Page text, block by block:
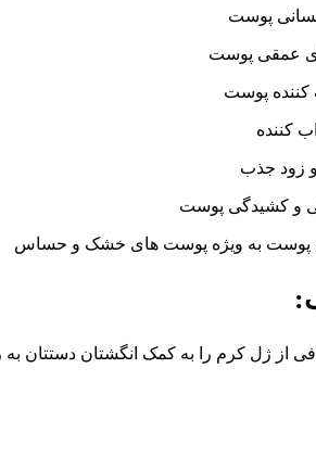
پوست
عمقی پوست
کننده پوست
کننده
زود جذب
و کشیدگی پوست
پوست به ویژه پوست های خشک و حساس
از ژل کرم را به کمک انگشتان دستتان